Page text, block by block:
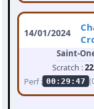
14/01/2024
Saint-
Scratch :
Perf : 00:29:47